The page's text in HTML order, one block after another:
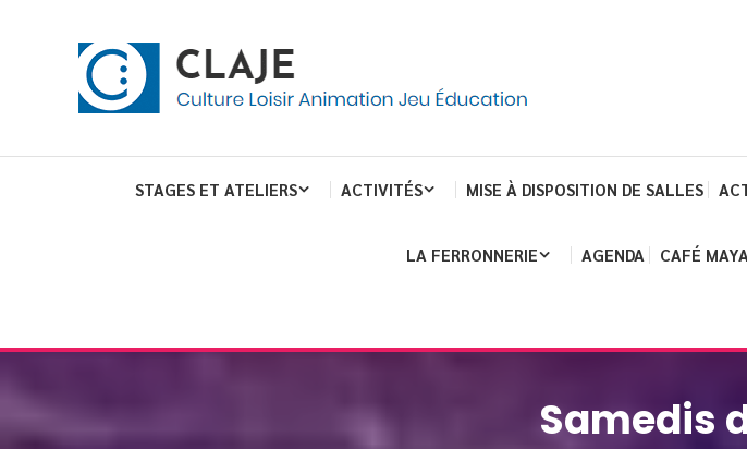
Claje
STAGES ET ATELIERS ACTIVITÉS MISE À DISPOSITION DE SALLES
LA FERRONNERIE AGENDA CAFÉ MAYA
Samedis